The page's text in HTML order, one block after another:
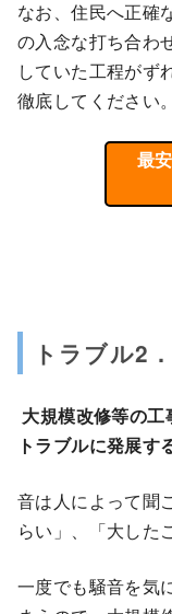
なお、住民へ正確
の入念な打ち合わ
していた工程がず
徹底してください。
最
トラブル2
大規模改修等の
トラブルに発展す
音は人によって聞
らい」、「大した
一度でも騒音を気